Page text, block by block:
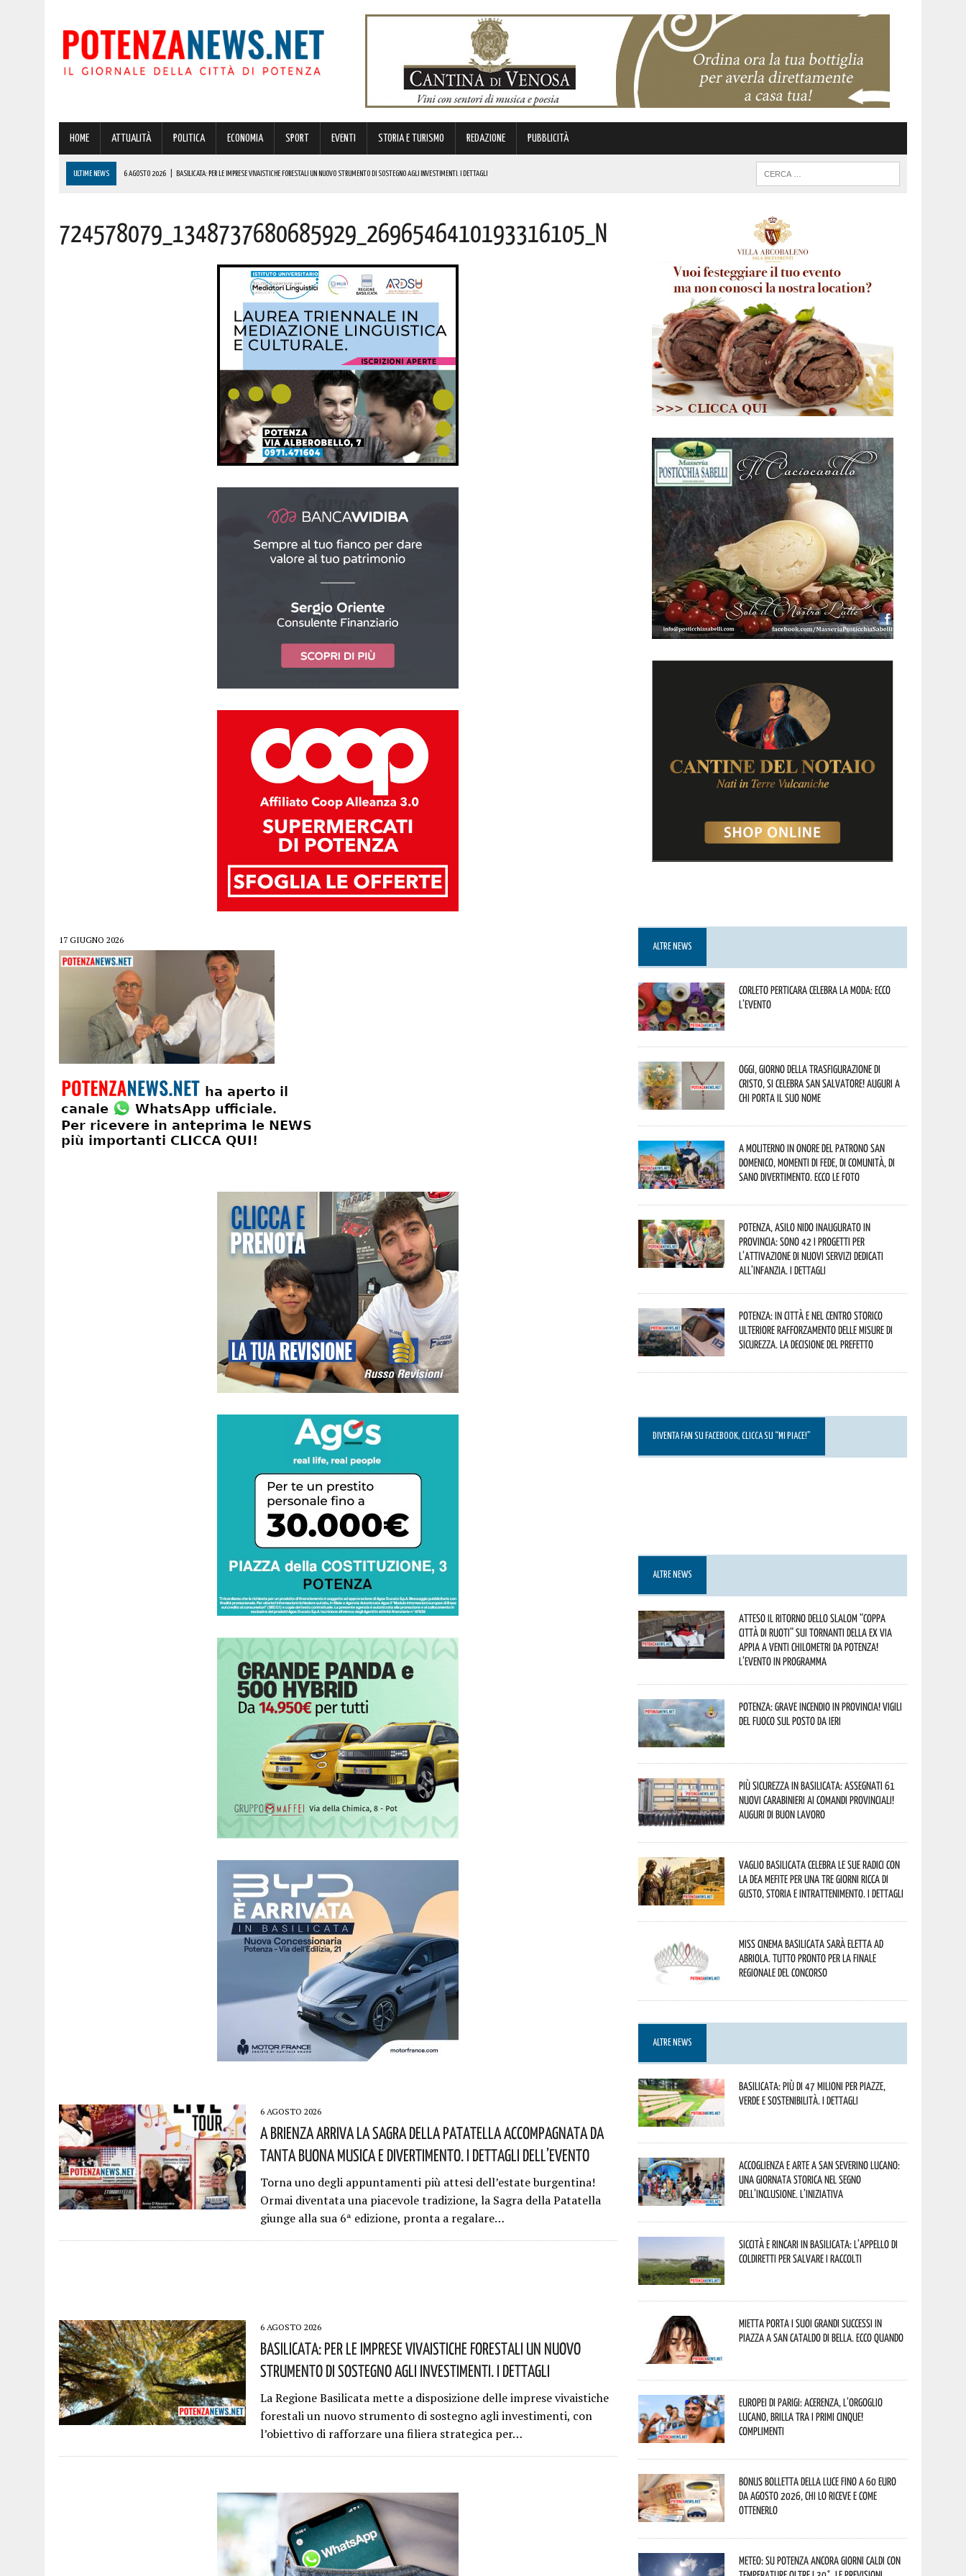
HOME ATTUALITÀ POLITICA ECONOMIA SPORT EVENTI STORIA E TURISMO REDAZIONE PUBBLICITÀ
ULTIME NEWS 6 AGOSTO 2026 BASILICATA: PER LE IMPRESE VIVAISTICHE FORESTALI UN NUOVO STRUMENTO DI SOSTEGNO AGLI INVESTIMENTI. I DETTAGLI
6 AGOSTO 2026 | POTENZA, PER IL GRAVE INCENDIO IN PROVINCIA CARABINIERI FORESTALI DENUNCIANO UN 63ENNE. I DETTAGLI
A BRIENZA ARRIVA LA SAGRA DELLA PATATELLA ACCOMPAGNATA DA TANTA BUONA MUSICA E DIVERTIMENTO. I DETTAGLI DELL’EVENTO
724578079_1348737680685929_2696546410193316105_n
17 GIUGNO 2026
6 AGOSTO 2026
A Brienza Arriva La Sagra Della Patatella Accompagnata Da
Tanta Buona Musica E Divertimento. I Dettagli Dell’evento
Torna uno degli appuntamenti più attesi dell’estate burgentina!
Ormai diventata una piacevole tradizione, la Sagra della Patatella
giunge alla sua 6ª edizione, pronta a regalare…
6 AGOSTO 2026
Basilicata: Per Le Imprese Vivaistiche Forestali Un Nuovo
Strumento Di Sostegno Agli Investimenti. I Dettagli
La Regione Basilicata mette a disposizione delle imprese vivaistiche
forestali un nuovo strumento di sostegno agli investimenti, con
l’obiettivo di rafforzare una filiera strategica per…
ALTRE NEWS
Corleto Perticara celebra la moda: ecco
l’evento
Oggi, giorno della Trasfigurazione di
Cristo, si celebra San Salvatore! Auguri a
chi porta il suo nome
A Moliterno in onore del Patrono San
Domenico, momenti di fede, di comunità, di
sano divertimento. Ecco le foto
Potenza, asilo nido inaugurato in
provincia: sono 42 i progetti per
l’attivazione di nuovi servizi dedicati
all’infanzia. I dettagli
Potenza: in città e nel centro storico
ulteriore rafforzamento delle misure di
sicurezza. La decisione del Prefetto
DIVENTA FAN SU FACEBOOK, CLICCA SU “MI PIACE!”
ALTRE NEWS
Atteso il ritorno dello slalom “Coppa
Città di Ruoti” sui tornanti della ex via
Appia a venti chilometri da Potenza!
L’evento in programma
Potenza: grave incendio in Provincia! Vigili
del fuoco sul posto da ieri
Più sicurezza in Basilicata: assegnati 61
nuovi Carabinieri ai Comandi provinciali!
Auguri di buon lavoro
Vaglio Basilicata celebra le sue radici con
la Dea Mefite per una tre giorni ricca di
gusto, storia e intrattenimento. I dettagli
Miss Cinema Basilicata sarà eletta ad
Abriola. Tutto pronto per la finale
regionale del concorso
ALTRE NEWS
Basilicata: più di 47 milioni per piazze,
verde e sostenibilità. I dettagli
Accoglienza e arte a San Severino Lucano:
una giornata storica nel segno
dell’inclusione. L’iniziativa
Siccità e rincari in Basilicata: l’appello di
Coldiretti per salvare i raccolti
Mietta porta i suoi grandi successi in
piazza a San Cataldo di Bella. Ecco quando
Europei di Parigi: Acerenza, l’orgoglio
lucano, brilla tra i primi cinque!
Complimenti
Bonus bolletta della luce fino a 60 euro
da agosto 2026, chi lo riceve e come
ottenerlo
Meteo: su Potenza ancora giorni caldi con